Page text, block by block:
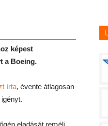
képest
a Boeing.
írta, évente átlagosan
eladását reméli,